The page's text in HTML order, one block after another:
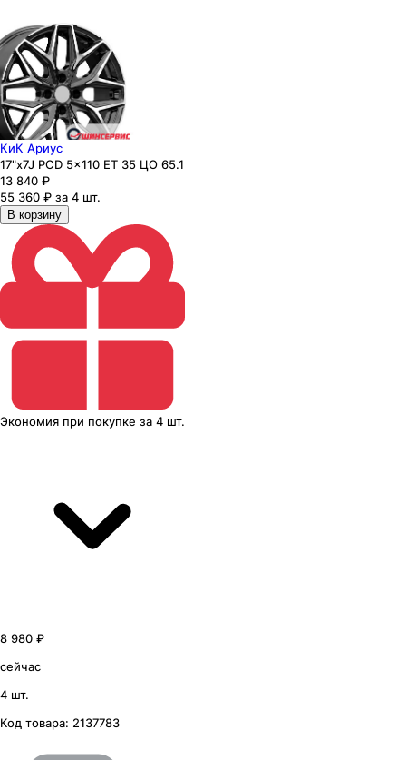
КиК Ариус
17"x7J PCD 5x110 ЕТ 35 ЦО 65.1
13 840 ₽
55 360 ₽ за 4 шт.
В корзину
Экономия при покупке за 4 шт.
8 980 ₽
сейчас
4 шт.
Код товара: 2137783